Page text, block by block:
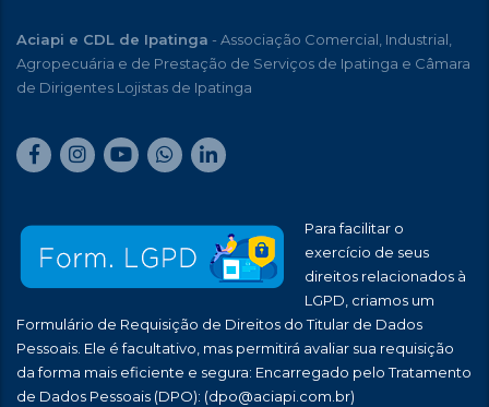
Aciapi e CDL de Ipatinga - Associação Comercial, Industrial,
Agropecuária e de Prestação de Serviços de Ipatinga e Câmara
de Dirigentes Lojistas de Ipatinga
Para facilitar o
exercício de seus
direitos relacionados à
LGPD, criamos um
Formulário de Requisição de Direitos do Titular de Dados
Pessoais. Ele é facultativo, mas permitirá avaliar sua requisição
da forma mais eficiente e segura: Encarregado pelo Tratamento
de Dados Pessoais (DPO): (dpo@aciapi.com.br)